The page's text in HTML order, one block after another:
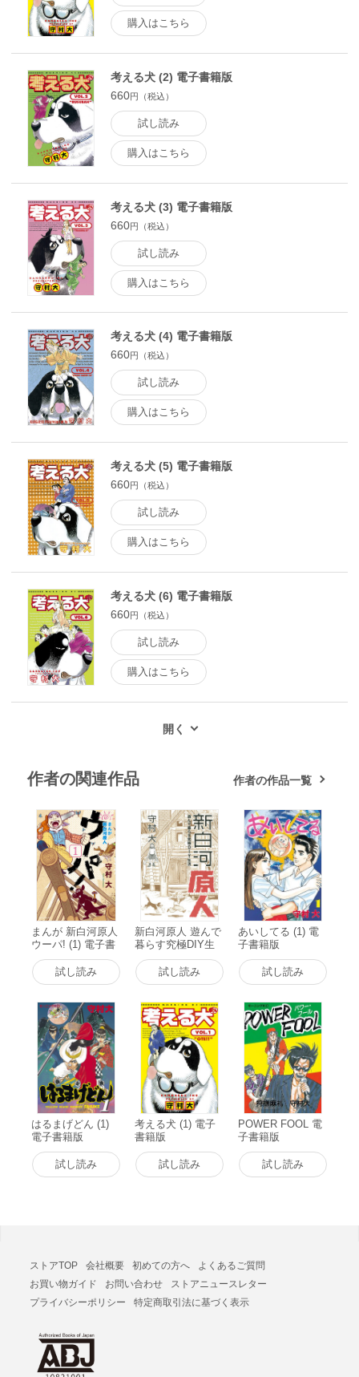
購入はこちら
考える犬 (2) 電子書籍版
660円（税込）
試し読み
購入はこちら
考える犬 (3) 電子書籍版
660円（税込）
試し読み
購入はこちら
考える犬 (4) 電子書籍版
660円（税込）
試し読み
購入はこちら
考える犬 (5) 電子書籍版
660円（税込）
試し読み
購入はこちら
考える犬 (6) 電子書籍版
660円（税込）
試し読み
購入はこちら
作者の関連作品 作者の作品一覧
まんが 新白河原人
ウーパ! (1) 電子書
籍版
試し読み
新白河原人 遊んで
暮らす究極DIY生
活 電子書籍版
試し読み
あいしてる (1) 電
子書籍版
試し読み
はるまげどん (1)
電子書籍版
試し読み
考える犬 (1) 電子
書籍版
試し読み
POWER FOOL 電
子書籍版
試し読み
ストアTOP 会社概要 初めての方へ
よくあるご質問
お買い物ガイド
お問い合わせ
ストアニュースレター
プライバシーポリシー
特定商取引法に基づく表示